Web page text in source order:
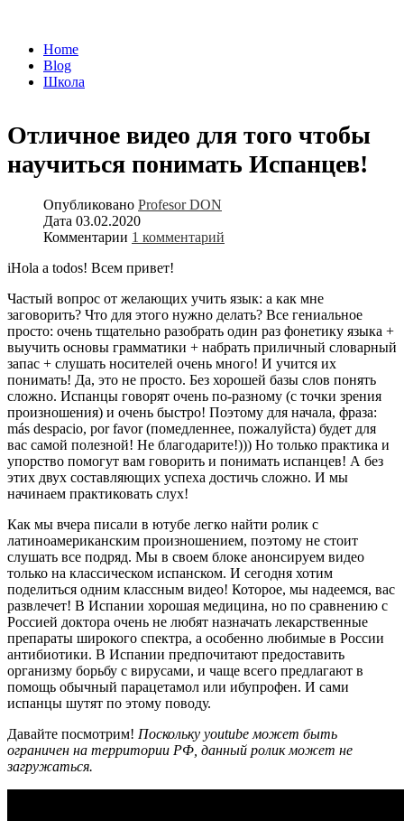
Home
Blog
Школа
Отличное видео для того чтобы
научиться понимать Испанцев!
Опубликовано Profesor DON
Дата 03.02.2020
Комментарии 1 комментарий
iHola a todos! Всем привет!
Частый вопрос от желающих учить язык: а как мне
заговорить? Что для этого нужно делать? Все гениальное
просто: очень тщательно разобрать один раз фонетику языка +
выучить основы грамматики + набрать приличный словарный
запас + слушать носителей очень много! И учится их
понимать! Да, это не просто. Без хорошей базы слов понять
сложно. Испанцы говорят очень по-разному (с точки зрения
произношения) и очень быстро! Поэтому для начала, фраза:
más despacio, por favor (помедленнее, пожалуйста) будет для
вас самой полезной! Не благодарите!))) Но только практика и
упорство помогут вам говорить и понимать испанцев! А без
этих двух составляющих успеха достичь сложно. И мы
начинаем практиковать слух!
Как мы вчера писали в ютубе легко найти ролик с
латиноамериканским произношением, поэтому не стоит
слушать все подряд. Мы в своем блоке анонсируем видео
только на классическом испанском. И сегодня хотим
поделиться одним классным видео! Которое, мы надеемся, вас
развлечет! В Испании хорошая медицина, но по сравнению с
Россией доктора очень не любят назначать лекарственные
препараты широкого спектра, а особенно любимые в России
антибиотики. В Испании предпочитают предоставить
организму борьбу с вирусами, и чаще всего предлагают в
помощь обычный парацетамол или ибупрофен. И сами
испанцы шутят по этому поводу.
Давайте посмотрим! Поскольку youtube может быть
ограничен на территории РФ, данный ролик может не
загружаться.